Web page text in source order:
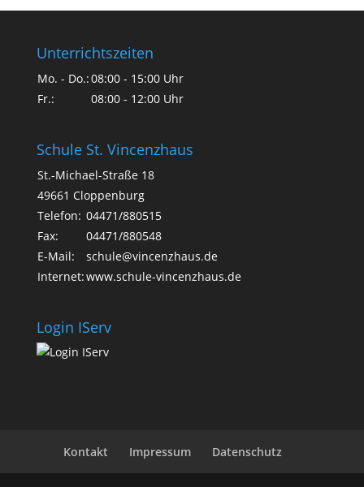
Unterrichtszeiten
Mo. - Do.:08:00 - 15:00 Uhr
Fr.:
08:00 - 12:00 Uhr
Schule St. Vincenzhaus
St.-Michael-Straße 18
49661 Cloppenburg
Telefon: 04471/880515
Fax:
04471/880548
E-Mail:
schule@vincenzhaus.de
Internet:www.schule-vincenzhaus.de
Login IServ
Kontakt Impressum Datenschutz